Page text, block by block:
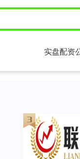
实盘配资